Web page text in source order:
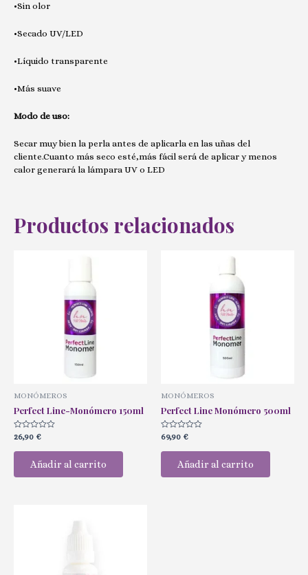
•Sin olor
•Secado UV/LED
•Líquido transparente
•Más suave
Modo de uso:
Secar muy bien la perla antes de aplicarla en las uñas del
cliente.Cuanto más seco esté,más fácil será de aplicar y menos
calor generará la lámpara UV o LED
Productos relacionados
MONÓMEROS
Perfect Line-Monómero 150ml
Valorado
con
0
26,90 €
Añadir al carrito
MONÓMEROS
Perfect Line Monómero 500ml
Valorado
con
0
69,90 €
Añadir al carrito